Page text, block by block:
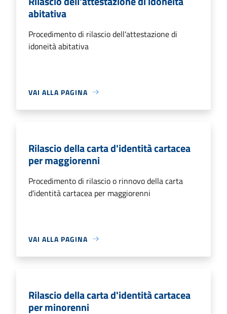
abitativa
Procedimento di rilascio dell'attestazione di
idoneità abitativa
VAI ALLA PAGINA
Rilascio della carta d'identità cartacea
per maggiorenni
Procedimento di rilascio o rinnovo della carta
d'identità cartacea per maggiorenni
VAI ALLA PAGINA
Rilascio della carta d'identità cartacea
per minorenni